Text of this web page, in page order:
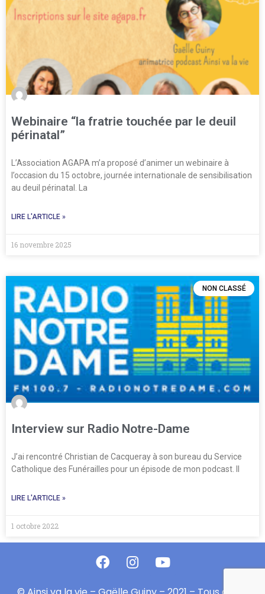
Webinaire “la fratrie touchée par le deuil
périnatal”
L’Association AGAPA m’a proposé d’animer un webinaire à
l’occasion du 15 octobre, journée internationale de sensibilisation
au deuil périnatal. La
LIRE L'ARTICLE »
16 novembre 2025
NON CLASSÉ
Interview sur Radio Notre-Dame
J’ai rencontré Christian de Cacqueray à son bureau du Service
Catholique des Funérailles pour un épisode de mon podcast. Il
LIRE L'ARTICLE »
1 octobre 2022